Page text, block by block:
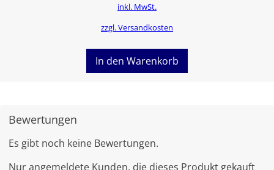
inkl. MwSt.
zzgl. Versandkosten
In den Warenkorb
Bewertungen
Es gibt noch keine Bewertungen.
Nur angemeldete Kunden, die dieses Produkt gekauft